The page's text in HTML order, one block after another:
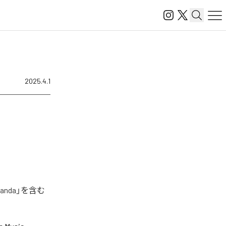
2025.4.1
」を含む